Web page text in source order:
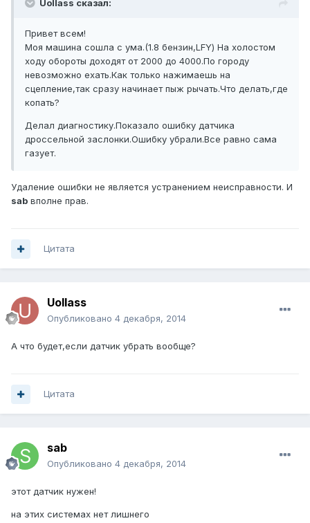
Uollass сказал:
Привет всем!
Моя машина сошла с ума.(1.8 бензин,LFY) На холостом
ходу обороты доходят от 2000 до 4000.По городу
невозможно ехать.Как только нажимаешь на
сцепление,так сразу начинает пыж рычать.Что делать,где
копать?
Делал диагностику.Показало ошибку датчика
дроссельной заслонки.Ошибку убрали.Все равно сама
газует.
Удаление ошибки не является устранением неисправности. И
sab вполне прав.
Цитата
Uollass
Опубликовано 4 декабря, 2014
А что будет,если датчик убрать вообще?
Цитата
sab
Опубликовано 4 декабря, 2014
этот датчик нужен!
на этих системах нет лишнего